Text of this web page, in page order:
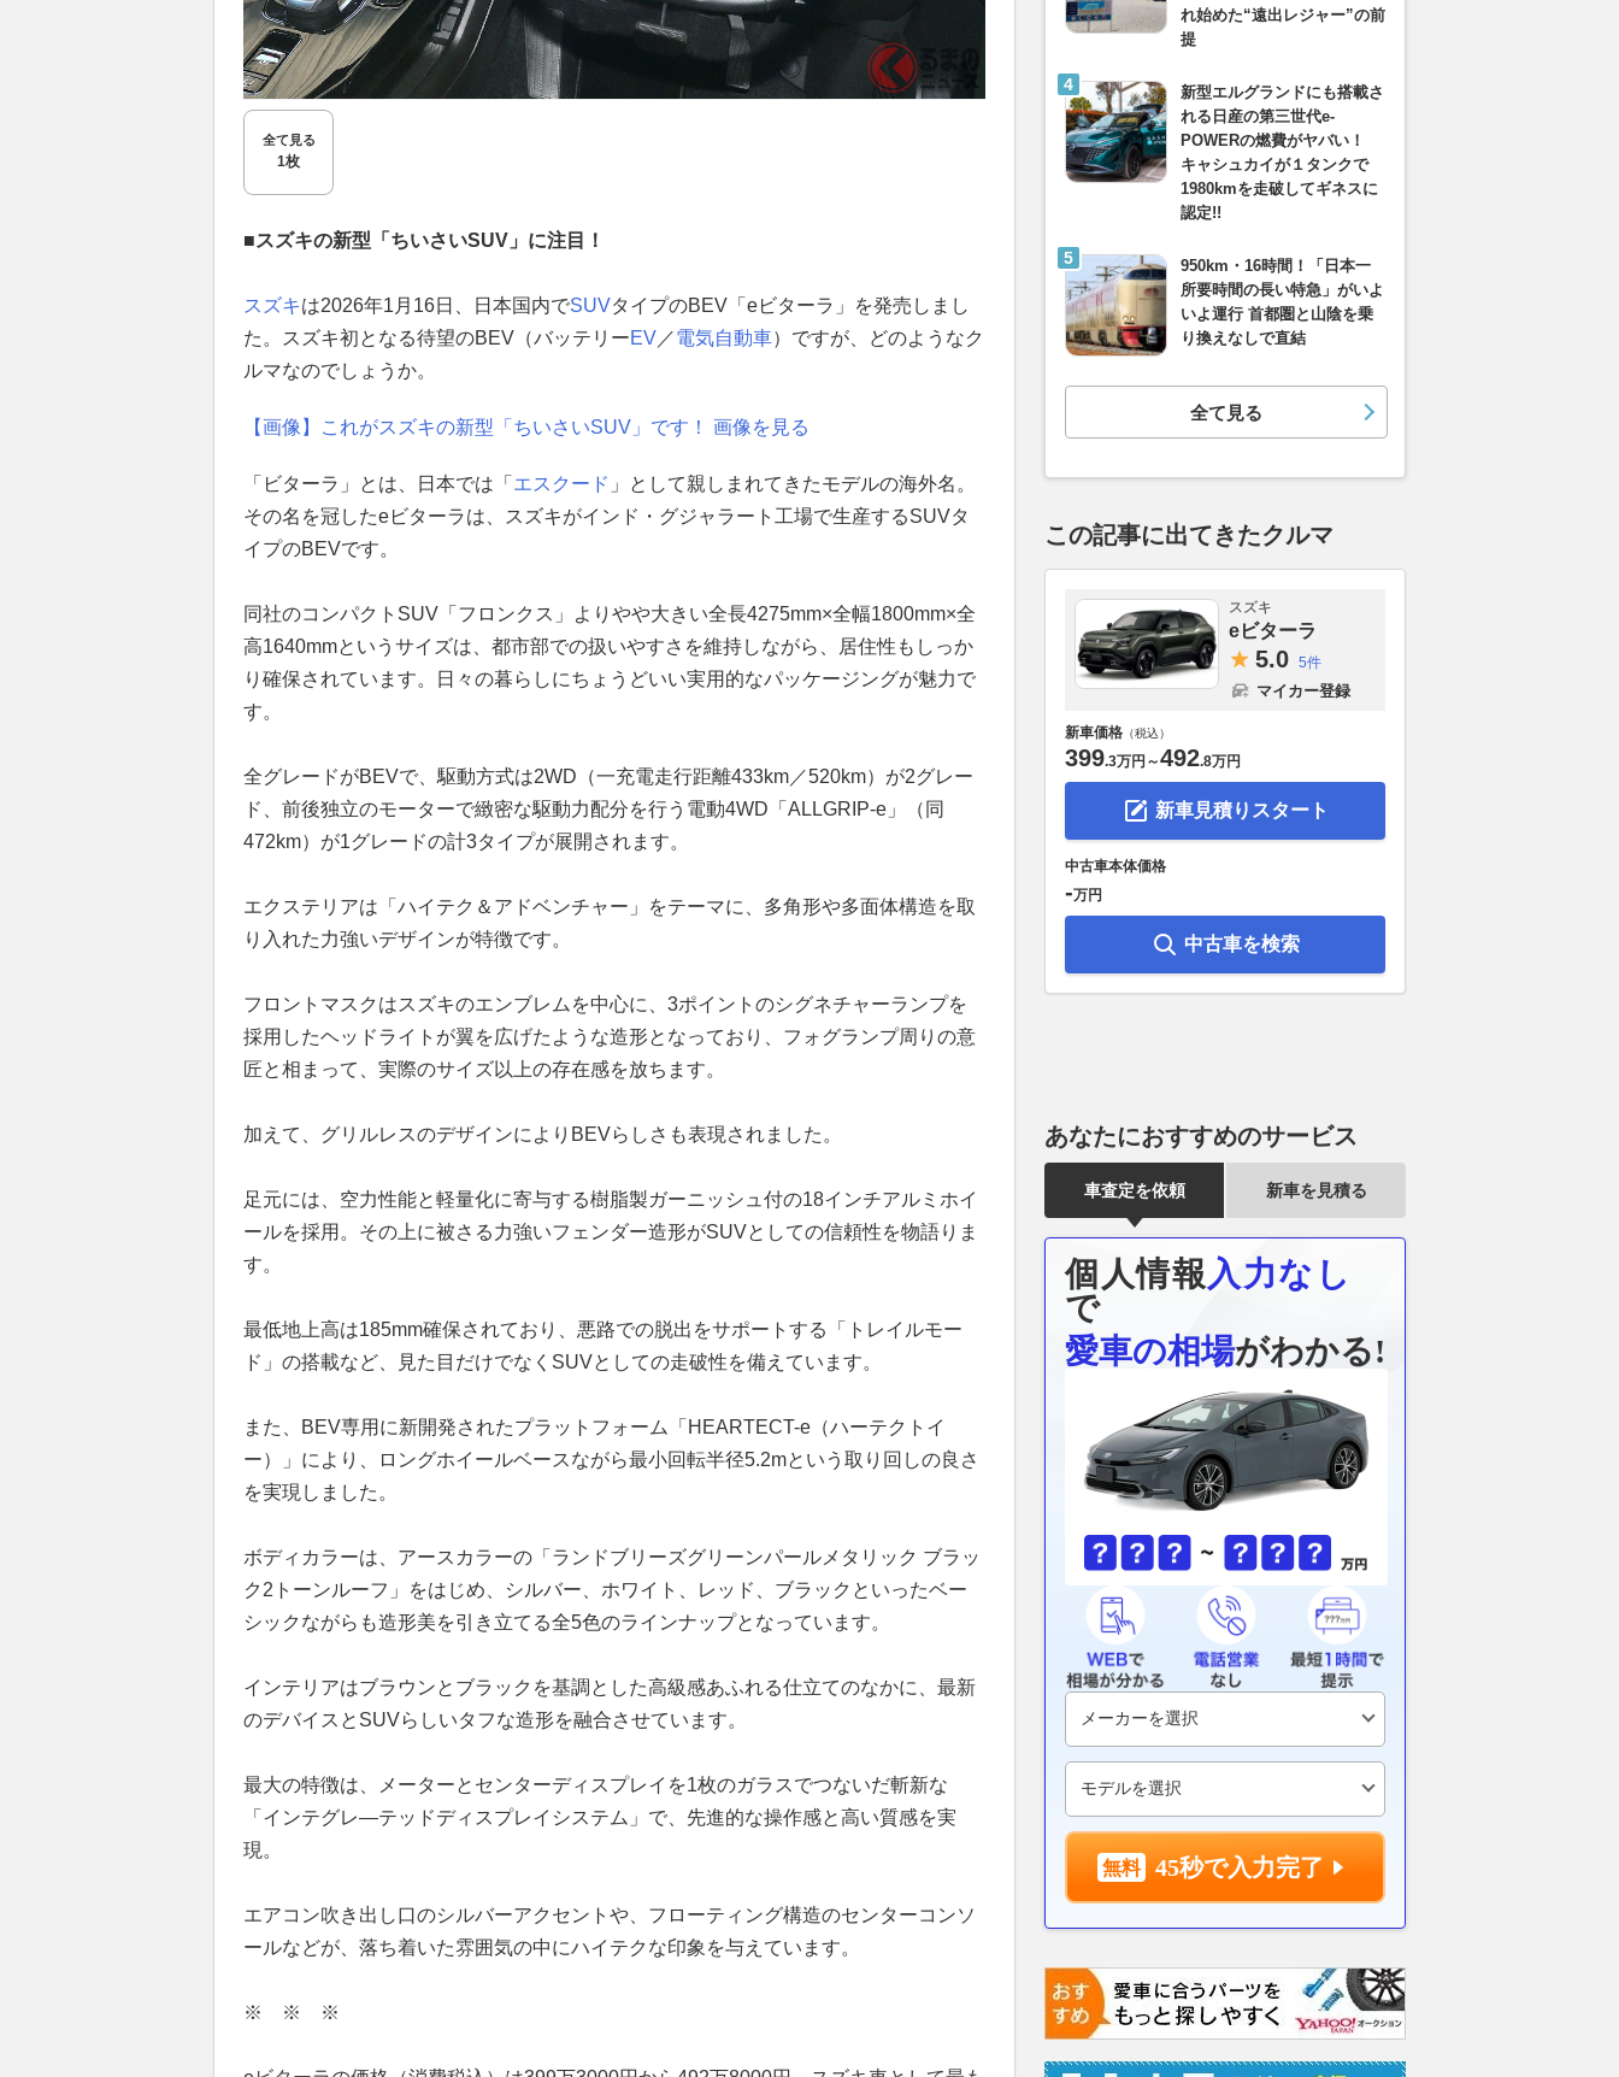
全て見る
1枚
■スズキの新型「ちいさいSUV」に注目！
スズキは2026年1月16日、日本国内でSUVタイプのBEV「eビターラ」を発売しまし
た。スズキ初となる待望のBEV（バッテリーEV ／電気自動車）ですが、どのようなク
ルマなのでしょうか。
【画像】これがスズキの新型「ちいさいSUV」です！ 画像を見る
「ビターラ」とは、日本では「 エスクード 」として親しまれてきたモデルの海外名。
その名を冠したeビターラは、スズキがインド・グジャラート工場で生産するSUVタ
イプのBEVです。
同社のコンパクトSUV「フロンクス」よりやや大きい全長4275mm×全幅1800mm×全
高1640mmというサイズは、都市部での扱いやすさを維持しながら、居住性もしっか
り確保されています。日々の暮らしにちょうどいい実用的なパッケージングが魅力で
す。
全グレードがBEVで、駆動方式は2WD（一充電走行距離433km／520km）が2グレー
ド、前後独立のモーターで緻密な駆動力配分を行う電動4WD「ALLGRIP-e」（同
472km）が1グレードの計3タイプが展開されます。
エクステリアは「ハイテク＆アドベンチャー」をテーマに、多角形や多面体構造を取
り入れた力強いデザインが特徴です。
フロントマスクはスズキのエンブレムを中心に、3ポイントのシグネチャーランプを
採用したヘッドライトが翼を広げたような造形となっており、フォグランプ周りの意
匠と相まって、実際のサイズ以上の存在感を放ちます。
加えて、グリルレスのデザインによりBEVらしさも表現されました。
足元には、空力性能と軽量化に寄与する樹脂製ガーニッシュ付の18インチアルミホイ
ールを採用。その上に被さる力強いフェンダー造形がSUVとしての信頼性を物語りま
す。
最低地上高は185mm確保されており、悪路での脱出をサポートする「トレイルモー
ド」の搭載など、見た目だけでなくSUVとしての走破性を備えています。
また、BEV専用に新開発されたプラットフォーム「HEARTECT-e（ハーテクトイ
ー）」により、ロングホイールベースながら最小回転半径5.2mという取り回しの良さ
を実現しました。
ボディカラーは、アースカラーの「ランドブリーズグリーンパールメタリック ブラッ
ク2トーンルーフ」をはじめ、シルバー、ホワイト、レッド、ブラックといったベー
シックながらも造形美を引き立てる全5色のラインナップとなっています。
インテリアはブラウンとブラックを基調とした高級感あふれる仕立てのなかに、最新
のデバイスとSUVらしいタフな造形を融合させています。
最大の特徴は、メーターとセンターディスプレイを1枚のガラスでつないだ斬新な
「インテグレ―テッドディスプレイシステム」で、先進的な操作感と高い質感を実
現。
エアコン吹き出し口のシルバーアクセントや、フローティング構造のセンターコンソ
ールなどが、落ち着いた雰囲気の中にハイテクな印象を与えています。
※ ※ ※
れ始めた“遠出レジャー”の前
提
新型エルグランドにも搭載さ
れる日産の第三世代e-
POWERの燃費がヤバい！
キャシュカイが１タンクで
1980kmを走破してギネスに
認定!!
950km・16時間！「日本一
所要時間の長い特急」がいよ
いよ運行 首都圏と山陰を乗
り換えなしで直結
全て見る
この記事に出てきたクルマ
スズキ
eビターラ
5.0 5件
マイカー登録
新車価格 （税込）
399.3万円 ～492.8万円
新車見積りスタート
中古車本体価格
-万円
中古車を検索
あなたにおすすめのサービス
車査定を依頼 新車を見積る
個人情報 入力なし
で
愛車の相場がわかる!
45秒で入力完了